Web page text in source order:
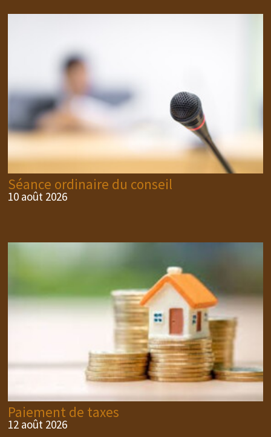
Séance ordinaire du conseil
10 août 2026
Paiement de taxes
12 août 2026